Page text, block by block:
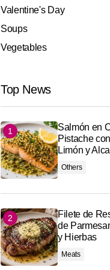
Valentine's Day
Soups
Vegetables
Top News
Salmón en
Pistache
Limón y
Others
Filete de
de
y Hierbas
Meats